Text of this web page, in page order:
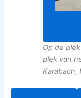
Op de
plek van
Karabach,